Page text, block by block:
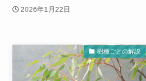
2026年1月22日
樹種ごとの解説